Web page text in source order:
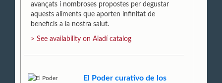
avançats i nombroses propostes per degustar
aquests aliments que aporten infinitat de
beneficis a la nostra salut.
> See availability on Aladí catalog
El Poder curativo de los